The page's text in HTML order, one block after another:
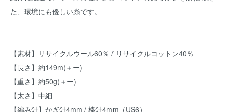
た、環境にも優しい糸です。
【素材】リサイクルウール60％ / リサイクルコットン40％
【長さ】約149m(＋ー)
【重さ】約50g(＋ー)
【太さ】中細
【編み針】かぎ針4mm / 棒針4mm（US6）